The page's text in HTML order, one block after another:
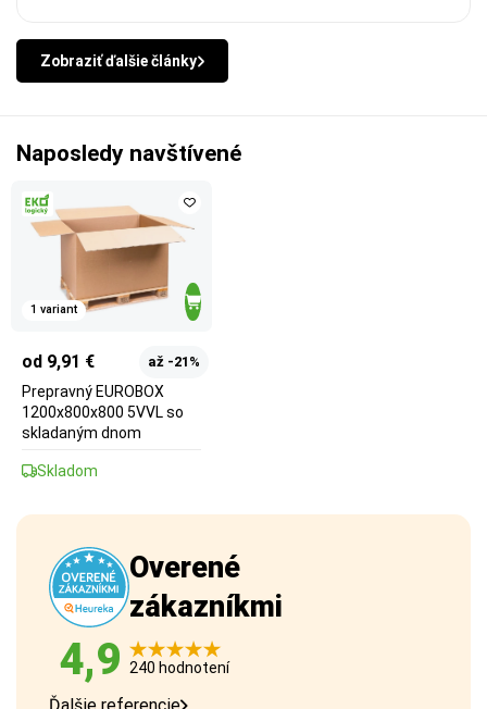
Zobraziť ďalšie články
Naposledy navštívené
1 variant
od 9,91 € až -21%
Prepravný EUROBOX
1200x800x800 5VVL so
skladaným dnom
Skladom
Overené
zákazníkmi
4,9 240 hodnotení